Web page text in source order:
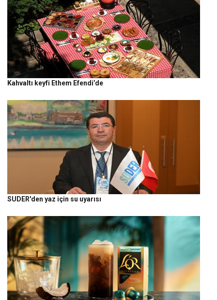
Kahvaltı keyfi Ethem Efendi’de
SUDER'den yaz için su uyarısı